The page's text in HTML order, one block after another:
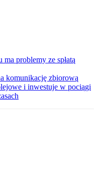
problemy ze spłatą
komunikację zbiorową
i inwestuje w pociągi